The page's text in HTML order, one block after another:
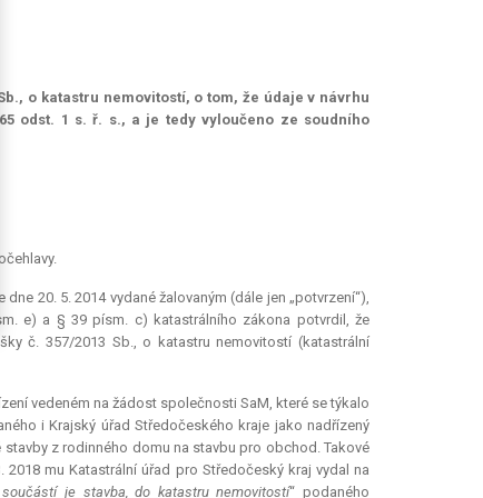
o katastru nemovitostí, o tom, že údaje v návrhu
odst. 1 s. ř. s., a je tedy vyloučeno ze soudního
20. 5. 2014 vydané žalovaným (dále jen „potvrzení“),
e) a § 39 písm. c) katastrálního zákona potvrdil, že
č. 357/2013 Sb., o katastru nemovitostí (katastrální
vedeném na žádost společnosti SaM, které se týkalo
i Krajský úřad Středočeského kraje jako nadřízený
z rodinného domu na stavbu pro obchod. Takové
mu Katastrální úřad pro Středočeský kraj vydal na
je stavba, do katastru nemovitostí“ podaného